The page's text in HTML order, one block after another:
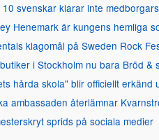
10 svenskar klarar inte
Henemark är kungens hemliga
klagomål på Sweden Rock
i Stockholm nu bara Bröd &
hårda skola" blir officiellt erkänd
ambassaden återlämnar
sprids på sociala medier